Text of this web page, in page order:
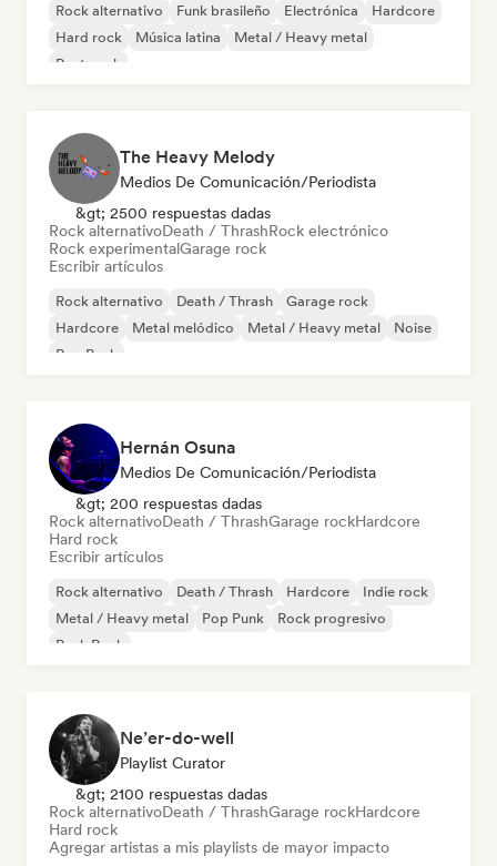
Rock alternativo Funk brasileño Electrónica
Hardcore
Hard rock
Música latina
Metal / Heavy metal
Post punk
The Heavy Melody
Medios De Comunicación/Periodista
&gt; 2500 respuestas dadas
Rock alternativoDeath / ThrashRock electrónico
Rock experimentalGarage rock
Escribir artículos
Rock alternativo Death / Thrash
Garage rock
Hardcore
Metal melódico Metal / Heavy metal
Noise
Pop Punk
Hernán Osuna
Medios De Comunicación/Periodista
&gt; 200 respuestas dadas
Rock alternativoDeath / ThrashGarage rockHardcore
Hard rock
Escribir artículos
Rock alternativo Death / Thrash Hardcore
Indie rock
Metal / Heavy metal
Pop Punk
Rock progresivo
Punk Rock
Ne’er-do-well
Playlist Curator
&gt; 2100 respuestas dadas
Rock alternativoDeath / ThrashGarage rockHardcore
Hard rock
Agregar artistas a mis playlists de mayor impacto